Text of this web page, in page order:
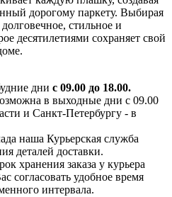
дорогому паркету. Выбирая
стильное и
десятилетиями сохраняет свой
дни с 09.00 до 18.00.
в выходные дни с 09.00
и Санкт-Петербургу - в
наша Курьерская служба
деталей доставки.
хранения заказа у курьера
согласовать удобное время
интервала.